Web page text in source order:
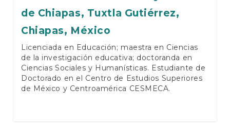
de Chiapas, Tuxtla Gutiérrez,
Chiapas, México
Licenciada en Educación; maestra en Ciencias
de la investigación educativa; doctoranda en
Ciencias Sociales y Humanísticas. Estudiante de
Doctorado en el Centro de Estudios Superiores
de México y Centroamérica CESMECA.